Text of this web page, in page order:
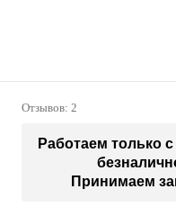
Отзывов: 2
Работаем только
Принимаем